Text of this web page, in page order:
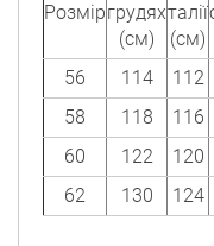
Розміргрудях
(см)
талії
(см)
56
114 112
58
118 116
60
122 120
62
130 124